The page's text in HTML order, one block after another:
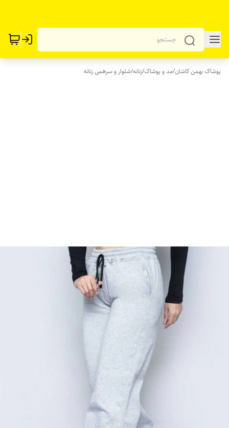
پوشاک بهمن کاشان/مد و پوشاک/زنانه/شلوار و سرهمی زنانه